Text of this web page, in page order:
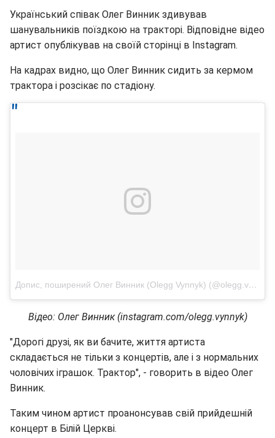
Український співак Олег Винник здивував
шанувальників поїздкою на тракторі. Відповідне відео
артист опублікував на своїй сторінці в Instagram.
На кадрах видно, що Олег Винник сидить за кермом
трактора і розсікає по стадіону.
Допис, поширений Олег Винник (Olegg Vynnyk) (@olegg.vynnyk)
Відео: Олег Винник (instagram.com/olegg.vynnyk)
"Дорогі друзі, як ви бачите, життя артиста
складається не тільки з концертів, але і з нормальних
чоловічих іграшок. Трактор", - говорить в відео Олег
Винник.
Таким чином артист проанонсував свій прийдешній
концерт в Білій Церкві.